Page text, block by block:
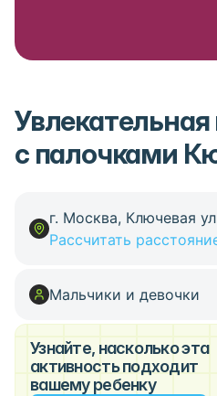
с палочками
г. Москва, Ключевая
Рассчитать
Мальчики и девочки
Узнайте, насколько эта
активность подходит
вашему ребенку